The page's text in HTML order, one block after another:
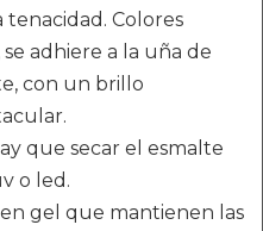
Colores
adhiere a la uña de
con un brillo
que secar el esmalte
o led.
gel que mantienen las